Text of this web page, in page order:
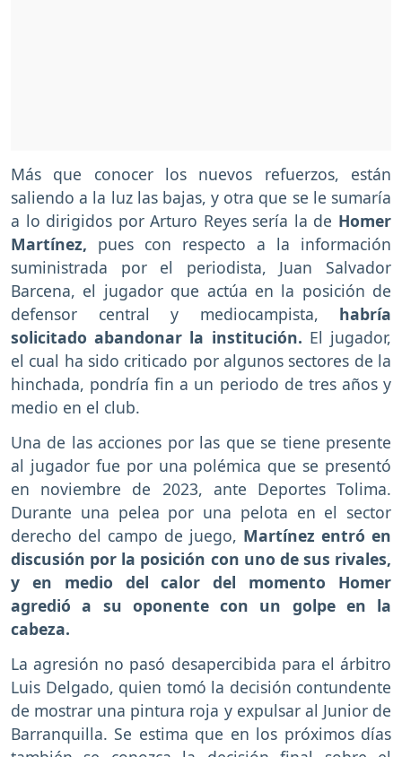
Más que conocer los nuevos refuerzos, están
saliendo a la luz las bajas, y otra que se le sumaría
a lo dirigidos por Arturo Reyes sería la de Homer
Martínez, pues con respecto a la información
suministrada por el periodista, Juan Salvador
Barcena, el jugador que actúa en la posición de
defensor central y mediocampista, habría
solicitado abandonar la institución. El jugador,
el cual ha sido criticado por algunos sectores de la
hinchada, pondría fin a un periodo de tres años y
medio en el club.
Una de las acciones por las que se tiene presente
al jugador fue por una polémica que se presentó
en noviembre de 2023, ante Deportes Tolima.
Durante una pelea por una pelota en el sector
derecho del campo de juego, Martínez entró en
discusión por la posición con uno de sus rivales,
y en medio del calor del momento Homer
agredió a su oponente con un golpe en la
cabeza.
La agresión no pasó desapercibida para el árbitro
Luis Delgado, quien tomó la decisión contundente
de mostrar una pintura roja y expulsar al Junior de
Barranquilla. Se estima que en los próximos días